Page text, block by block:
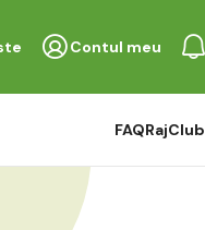
Contul meu
FAQRajClub